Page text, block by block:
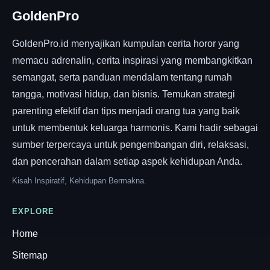
GoldenPro
GoldenPro.id menyajikan kumpulan cerita horor yang
memacu adrenalin, cerita inspirasi yang membangkitkan
semangat, serta panduan mendalam tentang rumah
tangga, motivasi hidup, dan bisnis. Temukan strategi
parenting efektif dan tips menjadi orang tua yang baik
untuk membentuk keluarga harmonis. Kami hadir sebagai
sumber terpercaya untuk pengembangan diri, relaksasi,
dan pencerahan dalam setiap aspek kehidupan Anda.
Kisah Inspiratif, Kehidupan Bermakna.
EXPLORE
Home
Sitemap